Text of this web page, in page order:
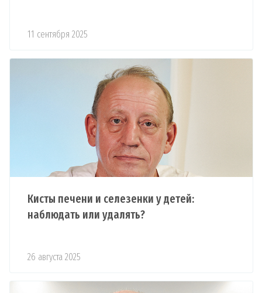
11 сентября 2025
Кисты печени и селезенки у детей:
наблюдать или удалять?
26 августа 2025